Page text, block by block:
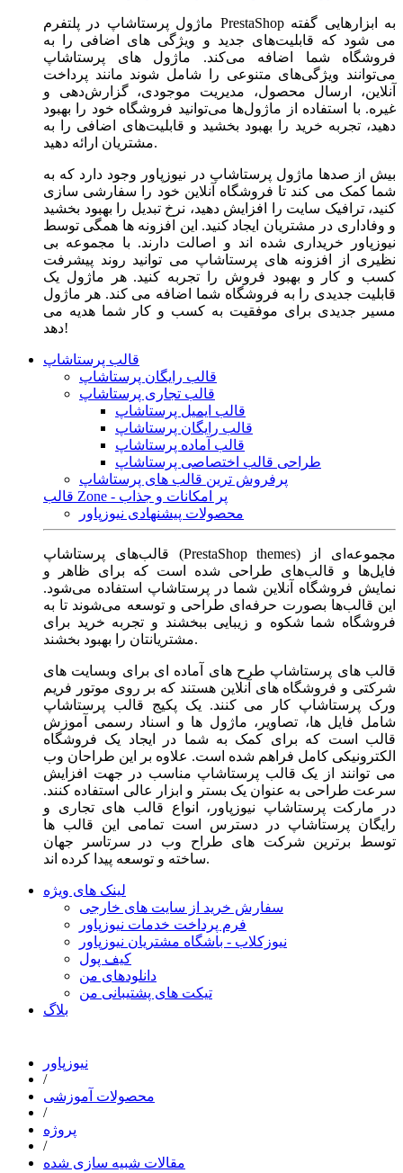
ماژول‌ پرستاشاپ در پلتفرم PrestaShop به ابزارهایی گفته
می شود که قابلیت‌های جدید و ویژگی های اضافی را به
فروشگاه شما اضافه می‌کند. ماژول های پرستاشاپ
می‌توانند ویژگی‌های متنوعی را شامل شوند مانند پرداخت
آنلاین، ارسال محصول، مدیریت موجودی، گزارش‌دهی و
غیره. با استفاده از ماژول‌ها می‌توانید فروشگاه خود را بهبود
دهید، تجربه خرید را بهبود بخشید و قابلیت‌های اضافی را به
مشتریان ارائه دهید.
بیش از صدها ماژول پرستاشاپ در نیوزپاور وجود دارد که به
شما کمک می کند تا فروشگاه آنلاین خود را سفارشی سازی
کنید، ترافیک سایت را افزایش دهید، نرخ تبدیل را بهبود بخشید
و وفاداری در مشتریان ایجاد کنید. این افزونه ها همگی توسط
نیوزپاور خریداری شده اند و اصالت دارند. با مجموعه بی
نظیری از افزونه های پرستاشاپ می توانید روند پیشرفت
کسب و کار و بهبود فروش را تجربه کنید. هر ماژول یک
قابلیت جدیدی را به فروشگاه شما اضافه می کند. هر ماژول
مسیر جدیدی برای موفقیت به کسب و کار شما هدیه می
دهد!
قالب پرستاشاپ
قالب رایگان پرستاشاپ
قالب تجاری پرستاشاپ
قالب ایمیل پرستاشاپ
قالب رایگان پرستاشاپ
قالب آماده پرستاشاپ
طراحی قالب اختصاصی پرستاشاپ
پرفروش ترین قالب های پرستاشاپ
قالب Zone - پر امکانات و جذاب
محصولات پیشنهادی نیوزپاور
قالب‌های پرستاشاپ (PrestaShop themes) مجموعه‌ای از
فایل‌ها و قالب‌های طراحی شده است که برای ظاهر و
نمایش فروشگاه آنلاین شما در پرستاشاپ استفاده می‌شود.
این قالب‌ها بصورت حرفه‌ای طراحی و توسعه می‌شوند تا به
فروشگاه شما شکوه و زیبایی ببخشند و تجربه خرید برای
مشتریانتان را بهبود بخشند.
قالب های پرستاشاپ طرح های آماده ای برای وبسایت های
شرکتی و فروشگاه های آنلاین هستند که بر روی موتور فریم
ورک پرستاشاپ کار می کنند. یک پکیج قالب پرستاشاپ
شامل فایل ها، تصاویر، ماژول ها و اسناد رسمی آموزش
قالب است که برای کمک به شما در ایجاد یک فروشگاه
الکترونیکی کامل فراهم شده است. علاوه بر این طراحان وب
می توانند از یک قالب پرستاشاپ مناسب در جهت افزایش
سرعت طراحی به عنوان یک بستر و ابزار عالی استفاده کنند.
در مارکت پرستاشاپ نیوزپاور، انواع قالب های تجاری و
رایگان پرستاشاپ در دسترس است تمامی این قالب ها
توسط برترین شرکت های طراح وب در سرتاسر جهان
ساخته و توسعه پیدا کرده اند.
لینک های ویژه
سفارش خرید از سایت های خارجی
فرم پرداخت خدمات نیوزپاور
نیوزکلاب - باشگاه مشتریان نیوزپاور
کیف پول
دانلودهای من
تیکت های پشتیبانی من
بلاگ
نیوزپاور
/
محصولات آموزشی
/
پروژه
/
مقالات شبیه سازی شده